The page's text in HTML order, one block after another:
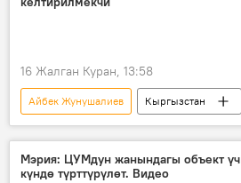
16 Жалган Куран, 13:58
Айбек Жунушалиев
Кыргызстан
Бишкек
ЦУМ
фонтан
кайра калыбына келтирүү
оңдоо
Мэрия: ЦУМдун жанындагы объект үч
күндө түрттүрүлөт. Видео